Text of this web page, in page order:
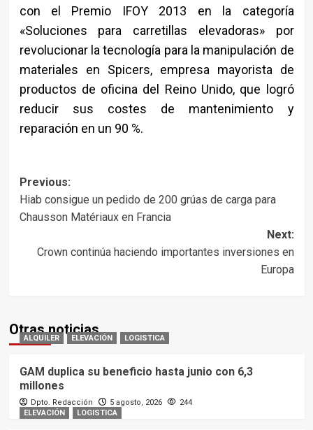
con el Premio IFOY 2013 en la categoría
«Soluciones para carretillas elevadoras» por
revolucionar la tecnología para la manipulación de
materiales en Spicers, empresa mayorista de
productos de oficina del Reino Unido, que logró
reducir sus costes de mantenimiento y
reparación en un 90 %.
Post
navigation
Previous:
Hiab consigue un pedido de 200 grúas de carga para
Chausson Matériaux en Francia
Next:
Crown continúa haciendo importantes inversiones en
Europa
Otras noticias
ALQUILER ELEVACIÓN LOGISTICA
GAM duplica su beneficio hasta junio con 6,3
millones
Dpto. Redacción 5 agosto, 2026
244
ELEVACIÓN
LOGISTICA